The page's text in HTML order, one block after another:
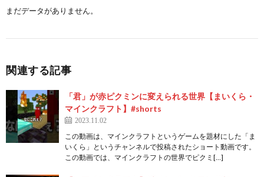
まだデータがありません。
関連する記事
「君」が赤ピクミンに変えられる世界【まいくら・
マインクラフト】#shorts
2023.11.02
この動画は、マインクラフトというゲームを題材にした「ま
いくら」というチャンネルで投稿されたショート動画です。
この動画では、マインクラフトの世界でピクミ[…]